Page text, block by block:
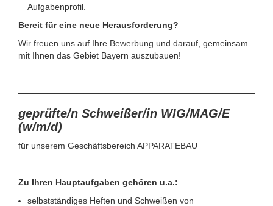
Aufgabenprofil.
Bereit für eine neue Herausforderung?
Wir freuen uns auf Ihre Bewerbung und darauf, gemeinsam
mit Ihnen das Gebiet Bayern auszubauen!
geprüfte/n Schweißer/in WIG/MAG/E
(w/m/d)
für unserem Geschäftsbereich APPARATEBAU
Zu Ihren Hauptaufgaben gehören u.a.:
selbstständiges Heften und Schweißen von